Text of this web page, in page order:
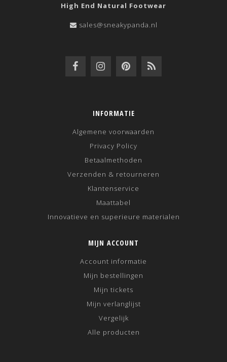
High End Natural Footwear
sales@sneakypanda.nl
INFORMATIE
Algemene voorwaarden
Privacy Policy
Betaalmethoden
Verzenden & retourneren
Klantenservice
Maattabel
Innovatieve en superieure materialen
MIJN ACCOUNT
Account informatie
Mijn bestellingen
Mijn tickets
Mijn verlanglijst
Vergelijk
Alle producten